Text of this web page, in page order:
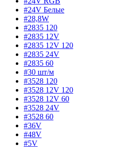
#24V Белые
#28,8W
#2835 120
#2835 12V
#2835 12V 120
#2835 24V
#2835 60
#30 шт/м
#3528 120
#3528 12V 120
#3528 12V 60
#3528 24V
#3528 60
#36V
#48V
#5V